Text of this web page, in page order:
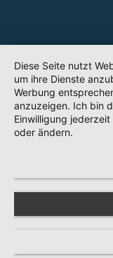
Diese Seite nutzt
um ihre Dienste
Werbung
anzuzeigen. Ich bin
Einwilligung
oder ändern.